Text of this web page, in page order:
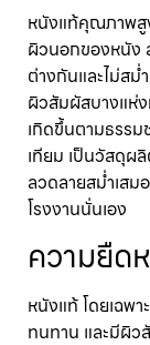
หนังแท้คุณภาพสู
ผิวนอกของหนัง
ต่างกันและไม่ส
ผิวสัมผัสบางแห่
เกิดขึ้นตามธรร
เทียม เป็นวัสดุผ
ลวดลายสม่ำเส
โรงงานนั่นเอง
ความยืด
หนังแท้ โดยเฉพ
ทนทาน และมีผิว